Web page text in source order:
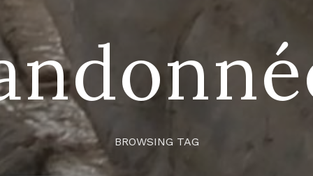
BROWSING TAG